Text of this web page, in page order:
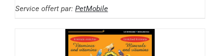
Service offert par: PetMobile